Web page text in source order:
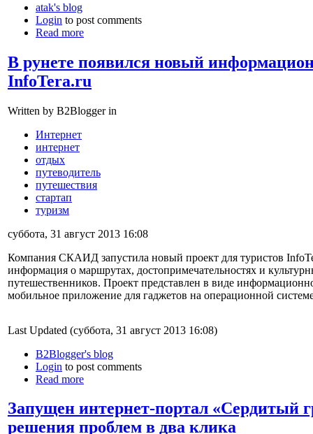
atak's blog
Login to post comments
Read more
В рунете появился новый
InfoTera.ru
Written by B2Blogger in
Интернет
интернет
отдых
путеводитель
путешествия
стартап
туризм
суббота, 31 август 2013 16:08
Компания СКАИД запустила новый проект для туристов
информация о маршрутах, достопримечательностях и
путешественников. Проект представлен в виде
мобильное приложение для гаджетов на операционной
Last Updated (суббота, 31 август 2013 16:08)
B2Blogger's blog
Login to post comments
Read more
Запущен интернет-портал «Сердитый
решения проблем в два клика